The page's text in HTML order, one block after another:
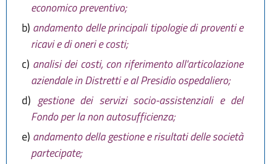
economico preventivo;
b) andamento delle principali tipologie di proventi e
ricavi e di oneri e costi;
c) analisi dei costi, con riferimento all'articolazione
aziendale in Distretti e al Presidio ospedaliero;
d) gestione dei servizi socio-assistenziali e del
Fondo per la non autosufficienza;
e) andamento della gestione e risultati delle società
partecipate;